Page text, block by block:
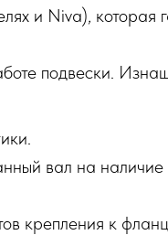
и Niva),
подвески.
вал на наличие
крепления к